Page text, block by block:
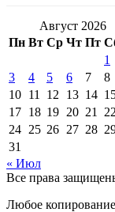
Август 2026
Пн Вт Ср Чт Пт
1
3
4 5 6 7 8
10 11 12 13 14
17 18 19 20 21 22
24 25 26 27 28
31
« Июл
Все права
Любое копирование